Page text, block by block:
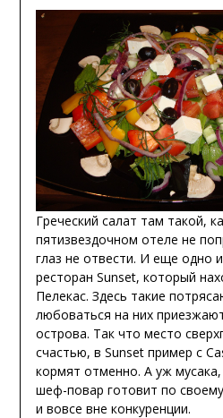
Греческий салат там такой,
пятизвездочном отеле не
глаз не отвести. И еще одно
ресторан Sunset, который
Пелекас. Здесь такие
любоваться на них
острова. Так что место
счастью, в Sunset пример с
кормят отменно. А уж
шеф-повар готовит по
и вовсе вне конкуренции.